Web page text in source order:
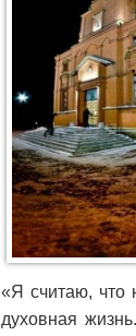
«Я считаю, что
духовная